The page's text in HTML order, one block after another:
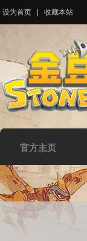
设为首页 收藏本站
官方主页